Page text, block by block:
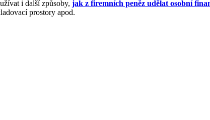
i další způsoby, jak z firemních peněz udělat osobní
prostory apod.